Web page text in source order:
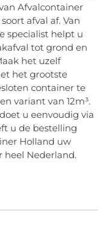
Afvalcontainer
afval af. Van
specialist helpt u
tot grond en
het uzelf
het grootste
container te
variant van 12m³.
u eenvoudig via
u de bestelling
Holland uw
heel Nederland.